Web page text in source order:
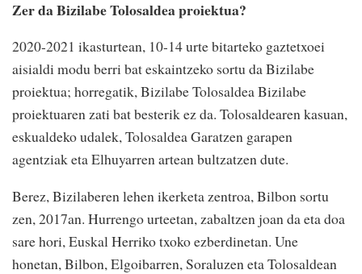
Zer da Bizilabe Tolosaldea proiektua?
2020-2021 ikasturtean, 10-14 urte bitarteko gaztetxoei
aisialdi modu berri bat eskaintzeko sortu da Bizilabe
proiektua; horregatik, Bizilabe Tolosaldea Bizilabe
proiektuaren zati bat besterik ez da. Tolosaldearen kasuan,
eskualdeko udalek, Tolosaldea Garatzen garapen
agentziak eta Elhuyarren artean bultzatzen dute.
Berez, Bizilaberen lehen ikerketa zentroa, Bilbon sortu
zen, 2017an. Hurrengo urteetan, zabaltzen joan da eta doa
sare hori, Euskal Herriko txoko ezberdinetan. Une
honetan, Bilbon, Elgoibarren, Soraluzen eta Tolosaldean